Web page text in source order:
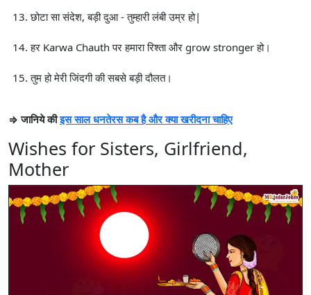
छोटा सा संदेश, बड़ी दुआ - तुम्हारी लंबी उम्र हो|
हर Karwa Chauth पर हमारा रिश्ता और grow stronger हो।
तुम हो मेरी जिंदगी की सबसे बड़ी दौलत।
⇒ जानिये कीइस साल धनतेरस कब है और क्या खरीदना चाहिए
Wishes for Sisters, Girlfriend,
Mother